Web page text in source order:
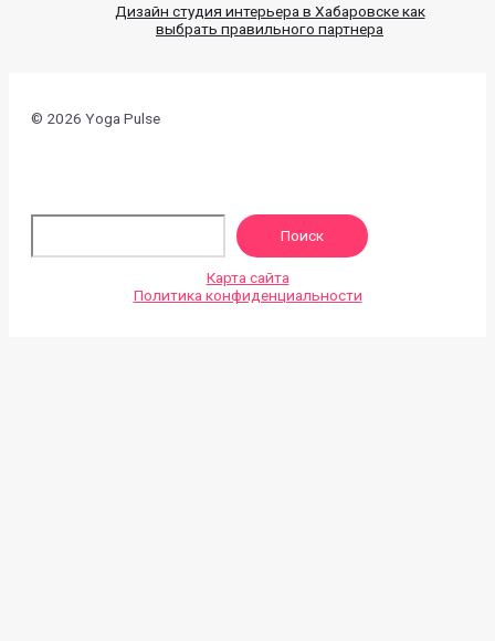
Дизайн студия интерьера в Хабаровске как
выбрать правильного партнера
© 2026 Yoga Pulse
Поиск
Карта сайта
Политика конфиденциальности